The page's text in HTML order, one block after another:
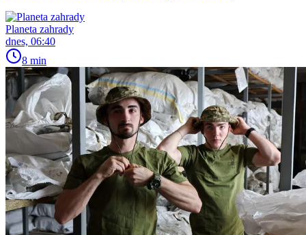
Planeta zahrady
dnes, 06:40
8 min